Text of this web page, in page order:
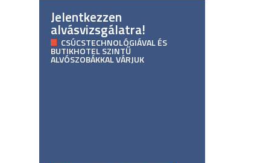
Jelentkezzen
alvásvizsgálatra!
CSÚCSTECHNOLÓGIÁVAL ÉS
BUTIKHOTEL SZINTŰ
ALVÓSZOBÁKKAL VÁRJUK